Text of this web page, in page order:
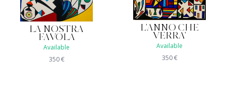
LA NOSTRA
FAVOLA
Available
350€
L'ANNO CHE
VERRA'
Available
350€